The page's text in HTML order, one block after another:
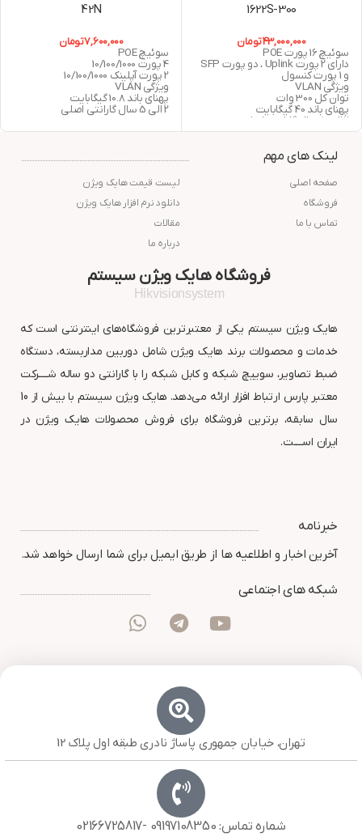
1622S-300
43,000,000تومان
سوئیچ 16 پورت POE
دارای 2 پورت Uplink ، دو پورت SFP
و 1 پورت کنسول
ویژگی VLAN
توان کل 300 وات
پهنای باند 40 گیگابایت
2 الی 5 سال گارانتی اصلی
42N
7,600,000تومان
سوئیچ POE
4 پورت 10/100/1000
2 پورت آپلینک 10/100/1000
ویژگی VLAN
پهنای باند 10.8 گیگابایت
2 الی 5 سال گارانتی اصلی
لینک های مهم
صفحه اصلی
فروشگاه
تماس با ما
لیست قیمت هایک ویژن
دانلود نرم افزار هایک ویژن
مقالات
درباره ما
فروشگاه هایک ویژن سیستم
Hikvisionsystem
هایک ویژن سیستم یکی از معتبرترین فروشگاه‌های اینترنتی است که
خدمات و محصولات برند هایک ویژن شامل دوربین مداربسته، دستگاه
ضبط تصاویر، سوییچ شبکه و کابل شبکه را با گارانتی دو ساله شــــرکت
معتبر پارس ارتباط افزار ارائه می‌دهد. هایک ویژن سیستم با بیش از 10
سال سابقه، برترین فروشگاه برای فروش محصولات هایک ویژن در
ایران اســــت.
خبرنامه
آخرین اخبار و اطلاعیه ها از طریق ایمیل برای شما ارسال خواهد شد.
شبکه های اجتماعی
تهران، خیابان جمهوری پاساژ نادری طبقه اول پلاک 12
شماره تماس: 09197108350 -02166725817